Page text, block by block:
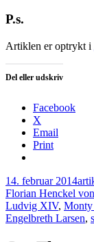
P.s.
Artiklen er optrykt i
Del eller udskriv
Facebook
X
Email
Print
14. februar 2014
Florian Henckel
Ludvig XIV, Monty
Engelbreth Larsen,